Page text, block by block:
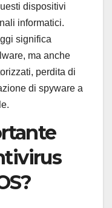
dispositivi
informatici.
significa
ma anche
perdita di
di spyware a